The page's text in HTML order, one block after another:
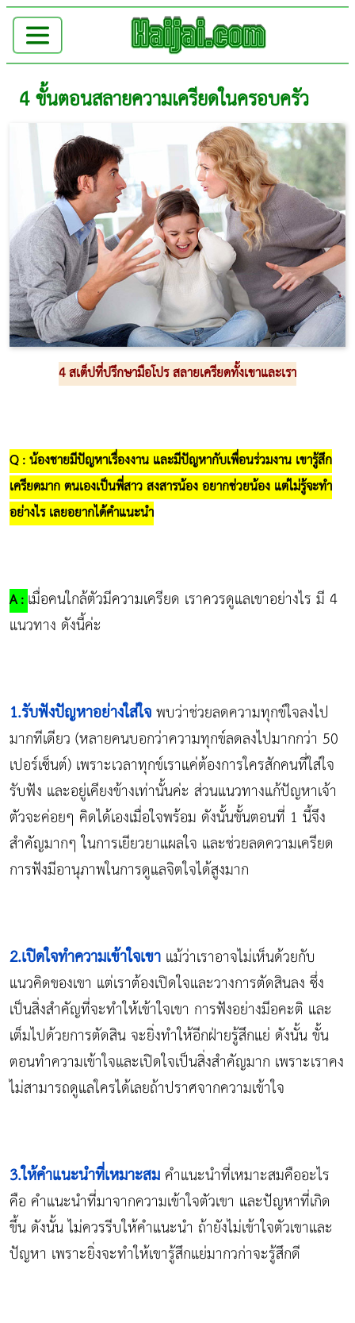
4 ขั้นตอนสลายความเครียดในครอบครัว
4 สเต็ปที่ปรึกษามือโปร สลายเครียดทั้งเขาและเรา
Q : น้องชายมีปัญหาเรื่องงาน และมีปัญหากับเพื่อนร่วมงาน เขารู้สึก
เครียดมาก ตนเองเป็นพี่สาว สงสารน้อง อยากช่วยน้อง แต่ไม่รู้จะทำ
อย่างไร เลยอยากได้คำแนะนำ
A : เมื่อคนใกล้ตัวมีความเครียด เราควรดูแลเขาอย่างไร มี 4
แนวทาง ดังนี้ค่ะ
1.รับฟังปัญหาอย่างใส่ใจพบว่าช่วยลดความทุกข์ใจลงไป
มากทีเดียว (หลายคนบอกว่าความทุกข์ลดลงไปมากกว่า 50
เปอร์เซ็นต์) เพราะเวลาทุกข์เราแค่ต้องการใครสักคนที่ใส่ใจ
รับฟัง และอยู่เคียงข้างเท่านั้นค่ะ ส่วนแนวทางแก้ปัญหาเจ้า
ตัวจะค่อยๆ คิดได้เองเมื่อใจพร้อม ดังนั้นขั้นตอนที่ 1 นี้จึง
สำคัญมากๆ ในการเยียวยาแผลใจ และช่วยลดความเครียด
การฟังมีอานุภาพในการดูแลจิตใจได้สูงมาก
2.เปิดใจทำความเข้าใจเขา แม้ว่าเราอาจไม่เห็นด้วยกับ
แนวคิดของเขา แต่เราต้องเปิดใจและวางการตัดสินลง ซึ่ง
เป็นสิ่งสำคัญที่จะทำให้เข้าใจเขา การฟังอย่างมีอคะติ และ
เต็มไปด้วยการตัดสิน จะยิ่งทำให้อีกฝ่ายรู้สึกแย่ ดังนั้น ขั้น
ตอนทำความเข้าใจและเปิดใจเป็นสิ่งสำคัญมาก เพราะเราคง
ไม่สามารถดูแลใครได้เลยถ้าปราศจากความเข้าใจ
3.ให้คำแนะนำที่เหมาะสม คำแนะนำที่เหมาะสมคืออะไร
คือ คำแนะนำที่มาจากความเข้าใจตัวเขา และปัญหาที่เกิด
ขึ้น ดังนั้น ไม่ควรรีบให้คำแนะนำ ถ้ายังไม่เข้าใจตัวเขาและ
ปัญหา เพราะยิ่งจะทำให้เขารู้สึกแย่มากวก่าจะรู้สึกดี